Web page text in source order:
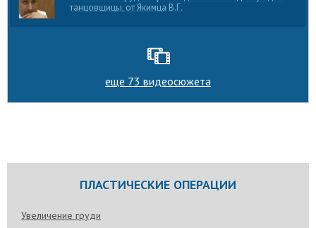
танцовщицы, от Якимца В.Г.
еще 73 видеосюжета
ПЛАСТИЧЕСКИЕ ОПЕРАЦИИ
Увеличение груди